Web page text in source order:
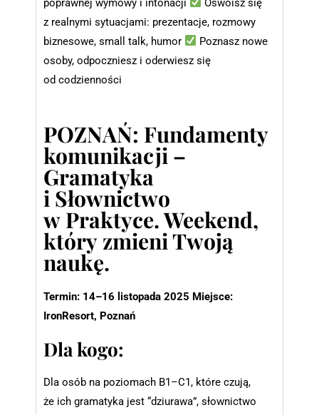
z realnymi sytuacjami: prezentacje, rozmowy
biznesowe, small talk, humor
Poznasz nowe
osoby, odpoczniesz i oderwiesz się
od codzienności
POZNAŃ: Fundamenty
komunikacji –
Gramatyka
i Słownictwo
w Praktyce. Weekend,
który zmieni Twoją
naukę.
Termin: 14–16 listopada 2025 Miejsce:
IronResort, Poznań
Dla kogo:
Dla osób na poziomach B1–C1, które czują,
że ich gramatyka jest “dziurawa”, słownictwo